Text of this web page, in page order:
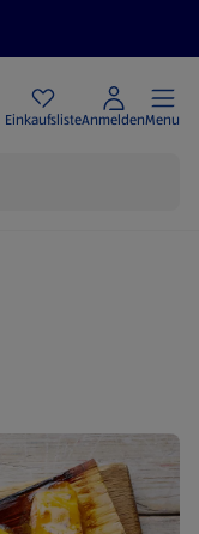
EinkaufslisteAnmeldenMenu